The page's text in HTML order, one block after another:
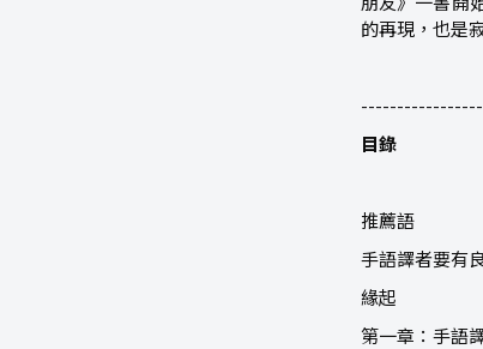
的再現，也是
目錄
推薦語
手語譯者要有
緣起
第一章：手語